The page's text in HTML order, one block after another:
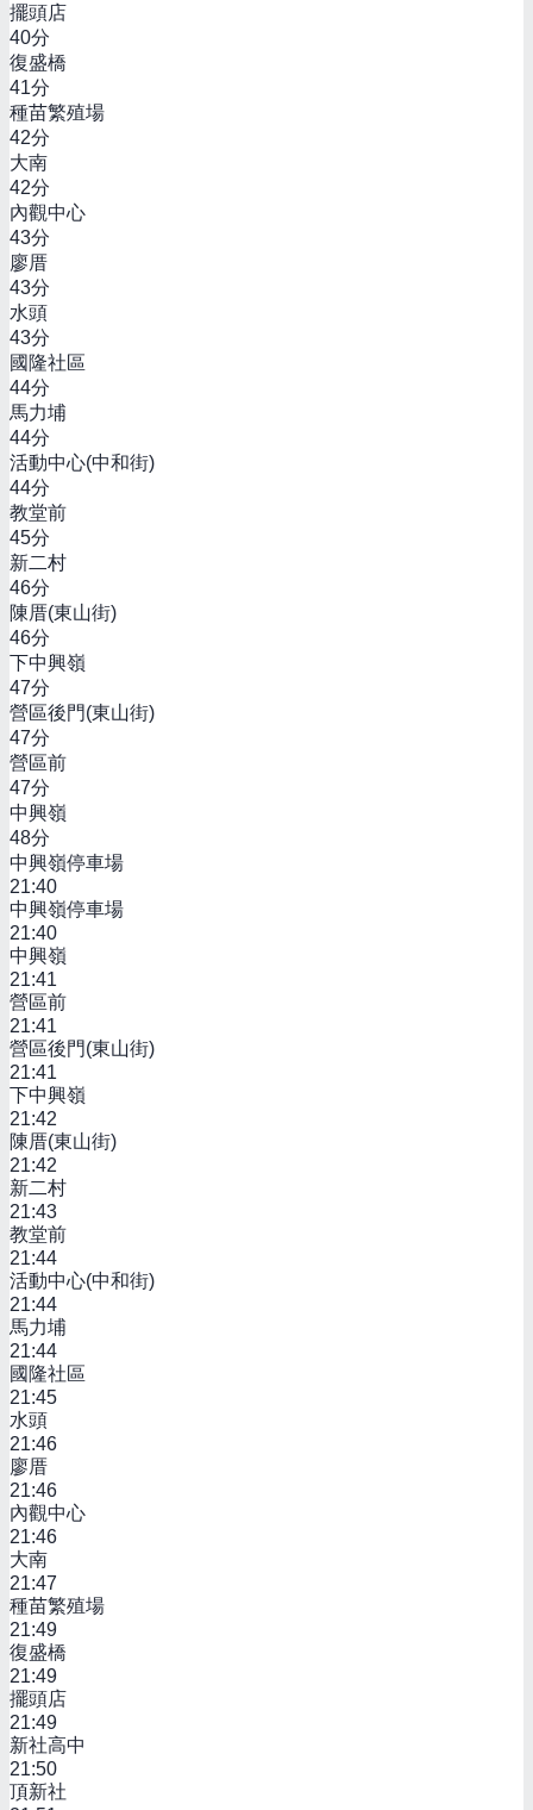
擺頭店
40分
復盛橋
41分
種苗繁殖場
42分
大南
42分
內觀中心
43分
廖厝
43分
水頭
43分
國隆社區
44分
馬力埔
44分
活動中心(中和街)
44分
教堂前
45分
新二村
46分
陳厝(東山街)
46分
下中興嶺
47分
營區後門(東山街)
47分
營區前
47分
中興嶺
48分
中興嶺停車場
21:40
中興嶺停車場
21:40
中興嶺
21:41
營區前
21:41
營區後門(東山街)
21:41
下中興嶺
21:42
陳厝(東山街)
21:42
新二村
21:43
教堂前
21:44
活動中心(中和街)
21:44
馬力埔
21:44
國隆社區
21:45
水頭
21:46
廖厝
21:46
內觀中心
21:46
大南
21:47
種苗繁殖場
21:49
復盛橋
21:49
擺頭店
21:49
新社高中
21:50
頂新社